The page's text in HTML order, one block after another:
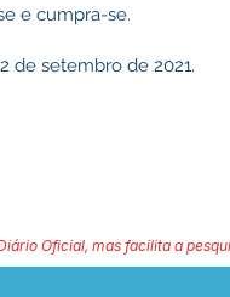
e cumpra-se.
de setembro de 2021.
Oficial, mas facilita a